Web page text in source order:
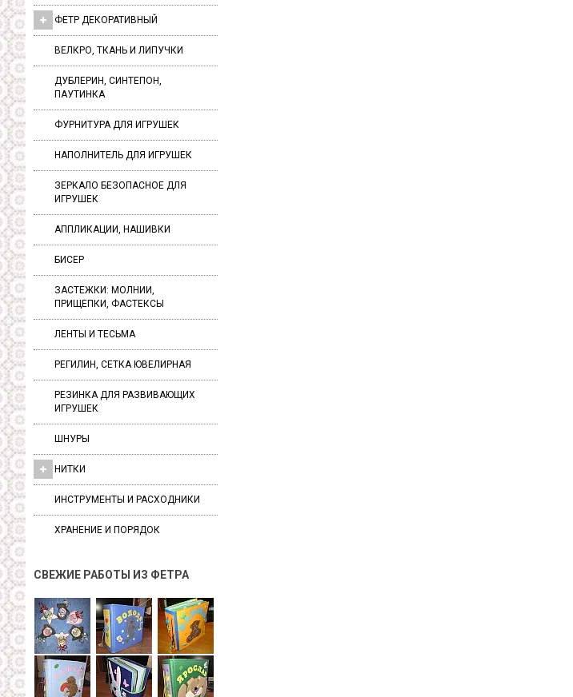
ФЕТР ДЕКОРАТИВНЫЙ
ВЕЛКРО, ТКАНЬ И ЛИПУЧКИ
ДУБЛЕРИН, СИНТЕПОН,
ПАУТИНКА
ФУРНИТУРА ДЛЯ ИГРУШЕК
НАПОЛНИТЕЛЬ ДЛЯ ИГРУШЕК
ЗЕРКАЛО БЕЗОПАСНОЕ ДЛЯ
ИГРУШЕК
АППЛИКАЦИИ, НАШИВКИ
БИСЕР
ЗАСТЕЖКИ: МОЛНИИ,
ПРИЩЕПКИ, ФАСТЕКСЫ
ЛЕНТЫ И ТЕСЬМА
РЕГИЛИН, СЕТКА ЮВЕЛИРНАЯ
РЕЗИНКА ДЛЯ РАЗВИВАЮЩИХ
ИГРУШЕК
ШНУРЫ
НИТКИ
ИНСТРУМЕНТЫ И РАСХОДНИКИ
ХРАНЕНИЕ И ПОРЯДОК
СВЕЖИЕ РАБОТЫ ИЗ ФЕТРА